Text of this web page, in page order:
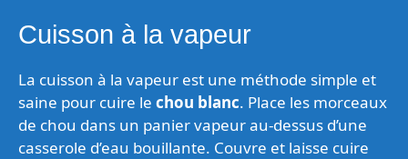
Cuisson à la vapeur
La cuisson à la vapeur est une méthode simple et
saine pour cuire le chou blanc. Place les morceaux
de chou dans un panier vapeur au-dessus d’une
casserole d’eau bouillante. Couvre et laisse cuire